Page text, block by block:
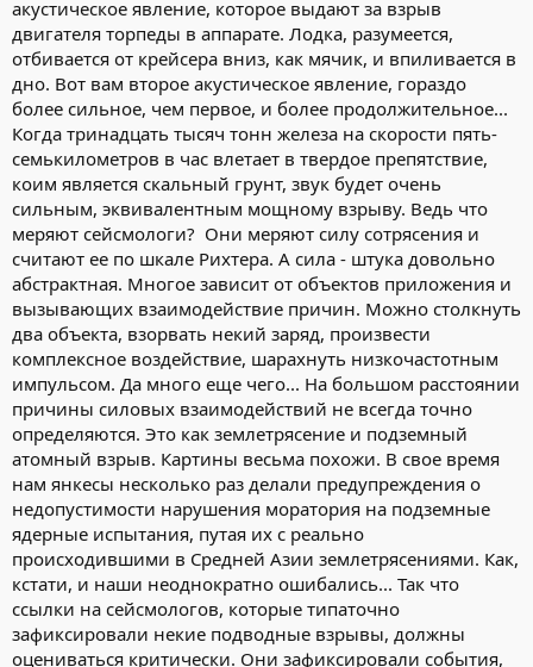
акустическое явление, которое выдают за взрыв
двигателя торпеды в аппарате. Лодка, разумеется,
отбивается от крейсера вниз, как мячик, и впиливается в
дно. Вот вам второе акустическое явление, гораздо
более сильное, чем первое, и более продолжительное...
Когда тринадцать тысяч тонн железа на скорости пять-
семькилометров в час влетает в твердое препятствие,
коим является скальный грунт, звук будет очень
сильным, эквивалентным мощному взрыву. Ведь что
меряют сейсмологи? Они меряют силу сотрясения и
считают ее по шкале Рихтера. А сила - штука довольно
абстрактная. Многое зависит от объектов приложения и
вызывающих взаимодействие причин. Можно столкнуть
два объекта, взорвать некий заряд, произвести
комплексное воздействие, шарахнуть низкочастотным
импульсом. Да много еще чего... На большом расстоянии
причины силовых взаимодействий не всегда точно
определяются. Это как землетрясение и подземный
атомный взрыв. Картины весьма похожи. В свое время
нам янкесы несколько раз делали предупреждения о
недопустимости нарушения моратория на подземные
ядерные испытания, путая их с реально
происходившими в Средней Азии землетрясениями. Как,
кстати, и наши неоднократно ошибались... Так что
ссылки на сейсмологов, которые типаточно
зафиксировали некие подводные взрывы, должны
оцениваться критически. Они зафиксировали события,